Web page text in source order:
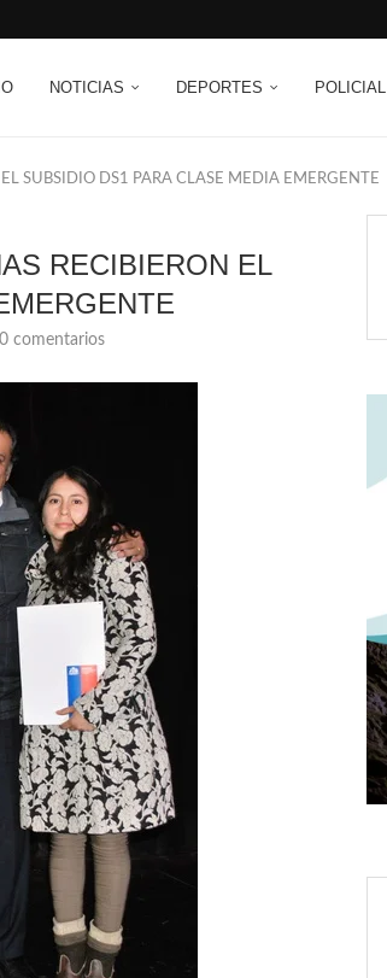
NOTICIAS DEPORTES POLICIAL
SUBSIDIO DS1 PARA CLASE MEDIA EMERGENTE
RECIBIERON EL
0 comentarios